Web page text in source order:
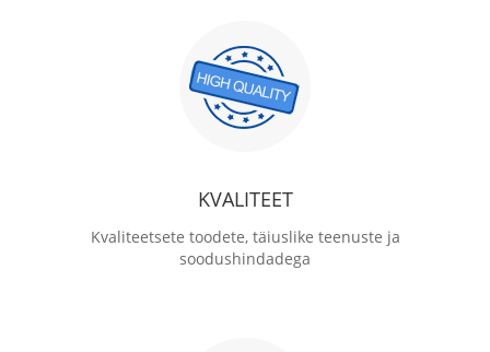
KVALITEET
Kvaliteetsete toodete, täiuslike teenuste ja
soodushindadega